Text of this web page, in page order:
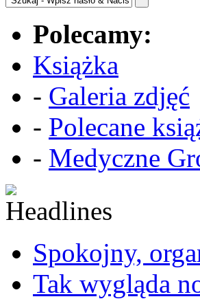
Polecamy:
Książka
- Galeria zdjęć
- Polecane
- Medyczne
Spokojny,
Tak wygląda